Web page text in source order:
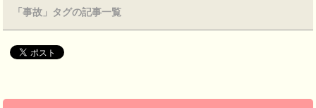
「事故」タグの記事一覧